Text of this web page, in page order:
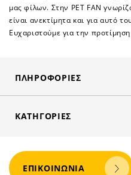
μας φίλων. Στην PET FAN
είναι ανεκτίμητα και για αυτό
Ευχαριστούμε για την
ΠΛΗΡΟΦΟΡΊΕΣ
ΚΑΤΗΓΟΡΊΕΣ
ΕΠΙΚΟΙΝΩΝΊΑ